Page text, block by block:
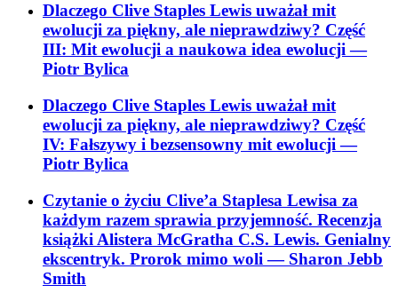
Dlaczego Clive Staples Lewis uważał mit
ewolucji za piękny, ale nieprawdziwy? Część
III: Mit ewolucji a naukowa idea ewolucji—
Piotr Bylica
Dlaczego Clive Staples Lewis uważał mit
ewolucji za piękny, ale nieprawdziwy? Część
IV: Fałszywy i bezsensowny mit ewolucji—
Piotr Bylica
Czytanie o życiu Clive’a Staplesa Lewisa za
każdym razem sprawia przyjemność. Recenzja
książki Alistera McGratha C.S. Lewis. Genialny
ekscentryk. Prorok mimo woli— Sharon Jebb
Smith